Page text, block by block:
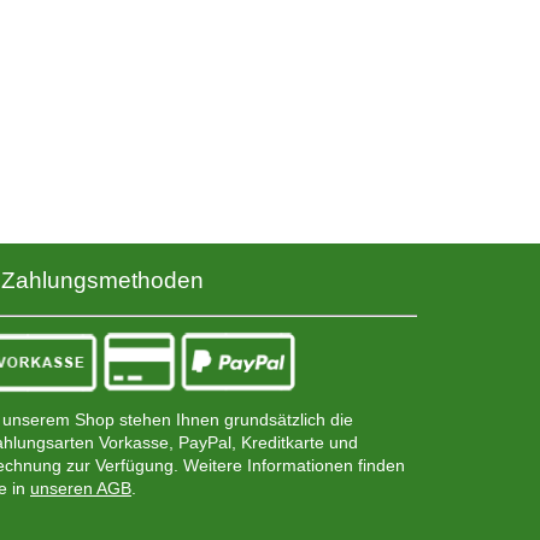
Zahlungsmethoden
unserem Shop stehen Ihnen grundsätzlich die
Vorkasse, PayPal, Kreditkarte und
zur Verfügung. Weitere Informationen finden
in unseren AGB